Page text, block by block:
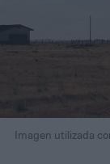
Imagen utilizada